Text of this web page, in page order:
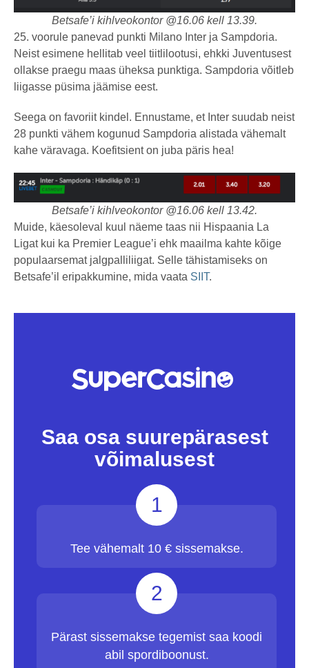
Betsafe’i kihlveokontor @16.06 kell 13.39.
25. voorule panevad punkti Milano Inter ja Sampdoria.
Neist esimene hellitab veel tiitlilootusi, ehkki Juventusest
ollakse praegu maas üheksa punktiga. Sampdoria võitleb
liigasse püsima jäämise eest.
Seega on favoriit kindel. Ennustame, et Inter suudab neist
28 punkti vähem kogunud Sampdoria alistada vähemalt
kahe väravaga. Koefitsient on juba päris hea!
Betsafe’i kihlveokontor @16.06 kell 13.42.
Muide, käesoleval kuul näeme taas nii Hispaania La
Ligat kui ka Premier League’i ehk maailma kahte kõige
populaarsemat jalgpalliliigat. Selle tähistamiseks on
Betsafe’il eripakkumine, mida vaata SIIT.
Saa osa suurepärasest
võimalusest
1
Tee vähemalt 10 € sissemakse.
2
Pärast sissemakse tegemist saa koodi
abil spordiboonust.